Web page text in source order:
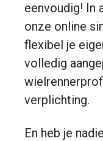
eenvoudig! In
onze online
flexibel je
volledig
verplichting.
En heb je